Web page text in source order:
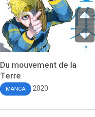
Du mouvement de la
Terre
MANGA 2020